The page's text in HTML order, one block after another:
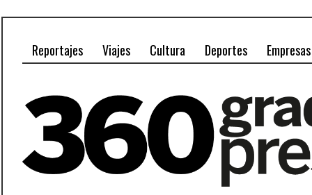
Reportajes Viajes Cultura Deportes Empresas